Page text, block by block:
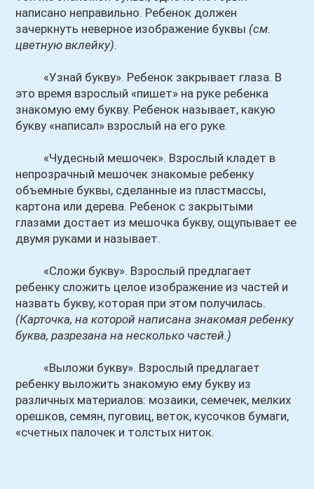
написано неправильно. Ребенок должен
зачеркнуть неверное изображение буквы (см.
цветную вклейку).
«Узнай букву». Ребенок закрывает глаза. В
это время взрослый «пишет» на руке ребенка
знакомую ему букву. Ребенок называет, какую
букву «написал» взрослый на его руке.
«Чудесный мешочек». Взрослый кладет в
непрозрачный мешочек знакомые ребенку
объемные буквы, сделанные из пластмассы,
картона или дерева. Ребенок с закрытыми
глазами достает из мешочка букву, ощупывает ее
двумя руками и называет.
«Сложи букву». Взрослый предлагает
ребенку сложить целое изображение из частей и
назвать букву, которая при этом получилась.
(Карточка, на которой написана знакомая ребенку
буква, разрезана на несколько частей.)
«Выложи букву». Взрослый предлагает
ребенку выложить знакомую ему букву из
различных материалов: мозаики, семечек, мелких
орешков, семян, пуговиц, веток, кусочков бумаги,
«счетных палочек и толстых ниток.